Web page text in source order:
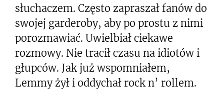
słuchaczem. Często zapraszał fanów do
swojej garderoby, aby po prostu z nimi
porozmawiać. Uwielbiał ciekawe
rozmowy. Nie tracił czasu na idiotów i
głupców. Jak już wspomniałem,
Lemmy żył i oddychał rock n’ rollem.